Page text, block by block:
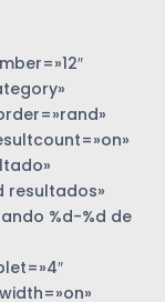
resultados»
%d-%d de